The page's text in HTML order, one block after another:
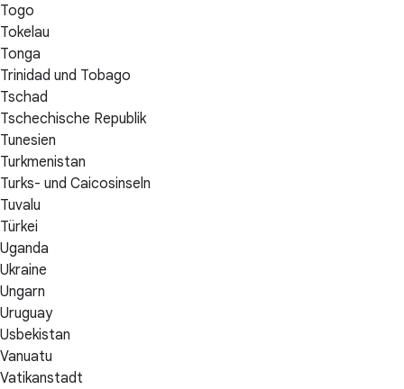
Togo
Tokelau
Tonga
Trinidad und Tobago
Tschad
Tschechische Republik
Tunesien
Turkmenistan
Turks- und Caicosinseln
Tuvalu
Türkei
Uganda
Ukraine
Ungarn
Uruguay
Usbekistan
Vanuatu
Vatikanstadt